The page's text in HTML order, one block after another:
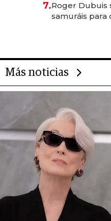
rol de la IA
7.Roger Dubuis
samuráis para
Más noticias